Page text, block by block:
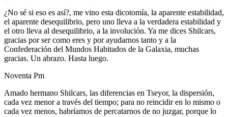
¿No sé si eso es así?, me vino esta dicotomía, la aparente estabilidad,
el aparente desequilibrio, pero uno lleva a la verdadera estabilidad y
el otro lleva al desequilibrio, a la involución. Ya me dices Shilcars,
gracias por ser como eres y por ayudarnos tanto y a la
Confederación del Mundos Habitados de la Galaxia, muchas
gracias. Un abrazo. Hasta luego.
Noventa Pm
Amado hermano Shilcars, las diferencias en Tseyor, la dispersión,
cada vez menor a través del tiempo; para no reincidir en lo mismo o
cada vez menos, habríamos de percatarnos de no juzgar, porque lo